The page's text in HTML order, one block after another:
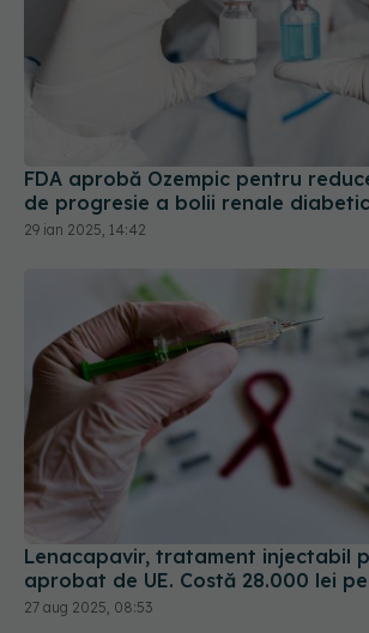
FDA aprobă Ozempic pentru
de progresie a bolii renale
29 ian 2025, 14:42
Lenacapavir, tratament injectabil
aprobat de UE. Costă 28.000 lei
27 aug 2025, 08:53